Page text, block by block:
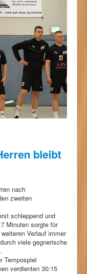
bleibt
nach
zweiten
schleppend und
Minuten sorgte für
Verlauf immer
viele gegnerische
Tempospiel
verdienten 30:15